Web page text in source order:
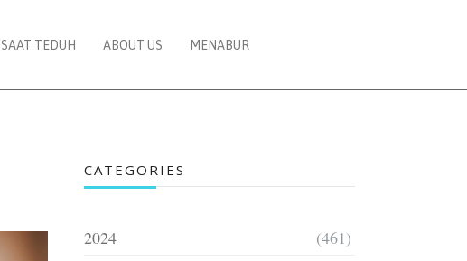
TEDUH ABOUT US MENABUR
CATEGORIES
2024
(461)